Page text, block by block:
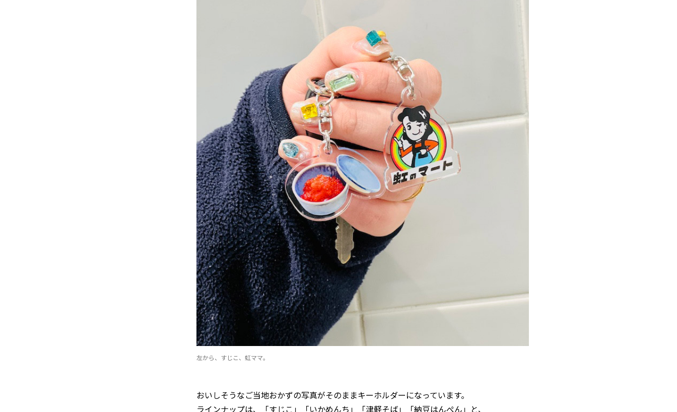
左から、すじこ、虹ママ。
おいしそうなご当地おかずの写真がそのままキーホルダーになっています。
ラインナップは、「すじこ」「いかめんち」「津軽そば」「納豆はんぺん」と、